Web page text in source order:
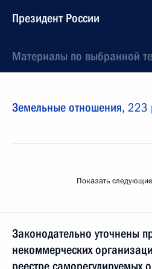
Президент России
Материалы по выбранной
Земельные отношения, 223
Показать
Законодательно уточнены
некоммерческих
реестре саморегулируемых